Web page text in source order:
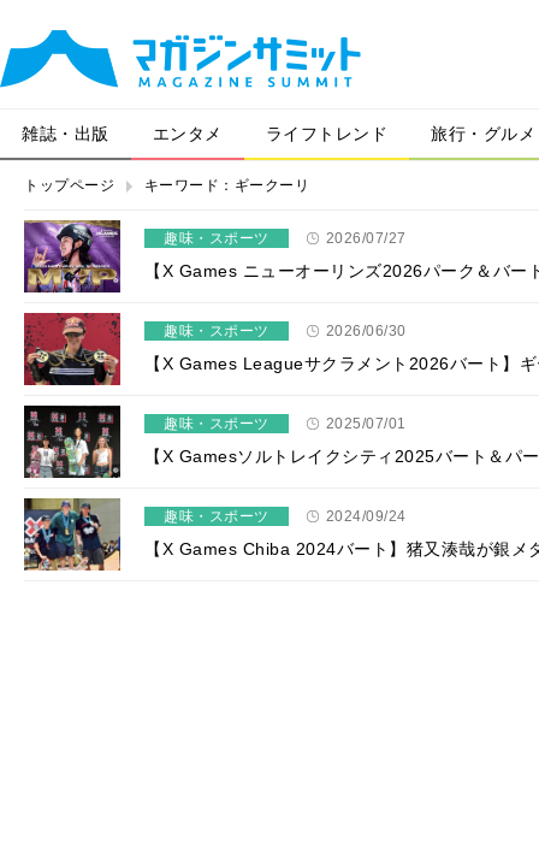
雑誌・出版 エンタメ ライフトレンド 旅行・グルメ
トップページ キーワード：ギークーリ
趣味・スポーツ 2026/07/27
【X Games ニューオーリンズ2026パーク＆バ
趣味・スポーツ 2026/06/30
【X Games Leagueサクラメント2026バート】
趣味・スポーツ 2025/07/01
【X Gamesソルトレイクシティ2025バート＆
趣味・スポーツ 2024/09/24
【X Games Chiba 2024バート】猪又湊哉が銀